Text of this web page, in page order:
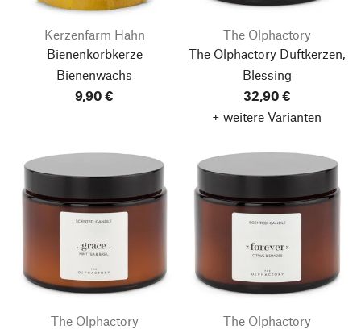
Kerzenfarm Hahn
Bienenkorbkerze
Bienenwachs
9,90 €
The Olphactory
The Olphactory Duftkerzen,
Blessing
32,90 €
+ weitere Varianten
The Olphactory
The Olphactory